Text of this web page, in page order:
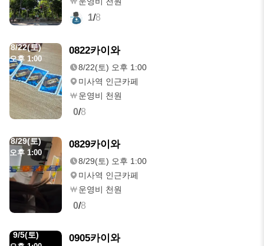
1/8
8/22(토)
오후 1:00
0822카이와
8/22(토) 오후 1:00
미사역 인근카페
운영비 천원
0/8
8/29(토)
오후 1:00
0829카이와
8/29(토) 오후 1:00
미사역 인근카페
운영비 천원
0/8
9/5(토) 0905카이와